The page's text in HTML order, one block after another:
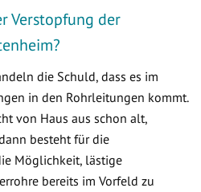
Verstopfung der
die Schuld, dass es im
in den Rohrleitungen kommt.
von Haus aus schon alt,
besteht für die
Möglichkeit, lästige
bereits im Vorfeld zu